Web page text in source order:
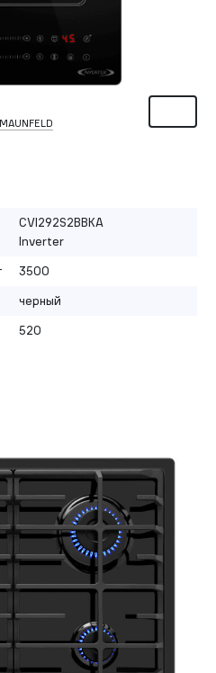
CVI292S2BBKA
Inverter
3500
черный
520